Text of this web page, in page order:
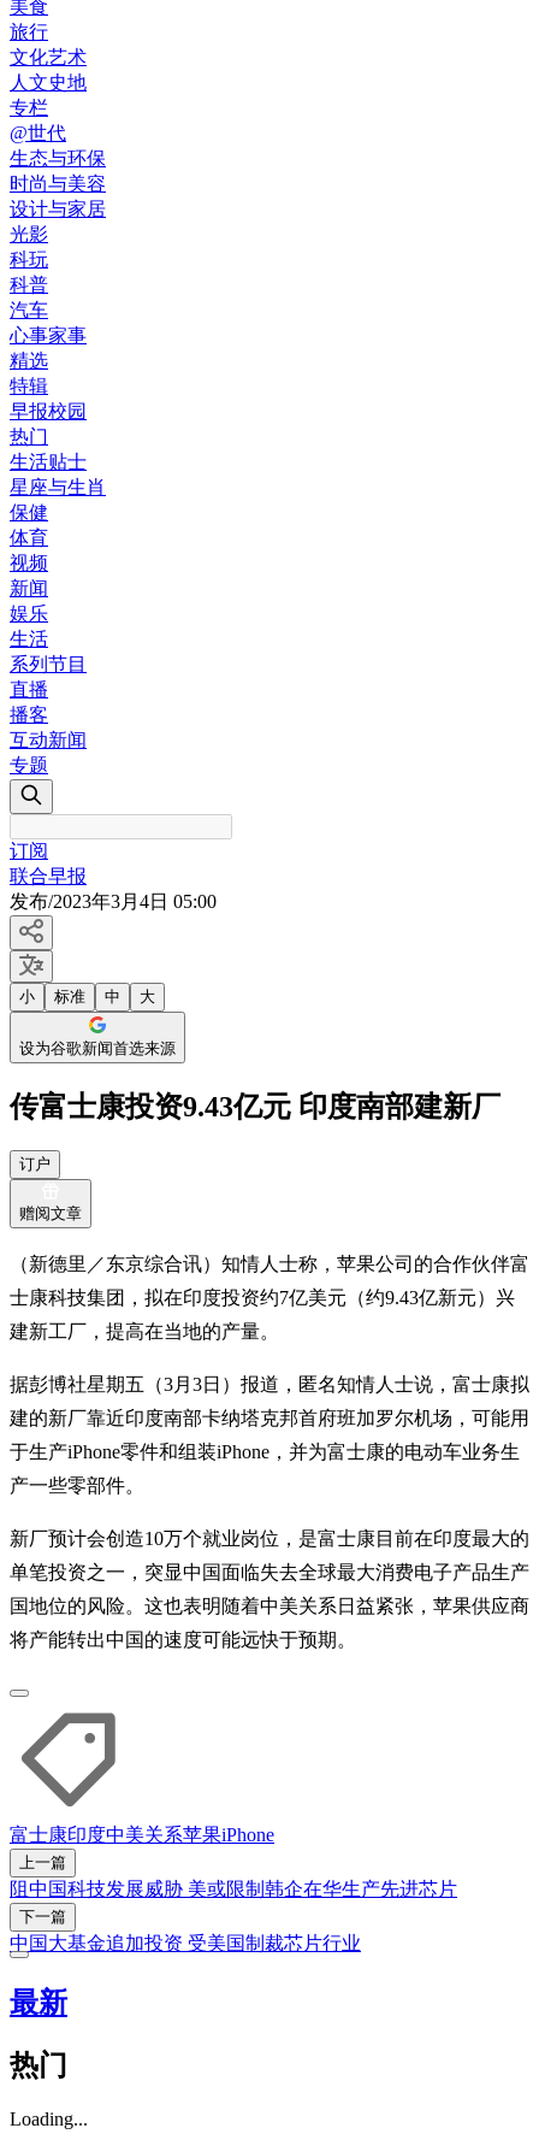
美食
旅行
文化艺术
人文史地
专栏
@世代
生态与环保
时尚与美容
设计与家居
光影
科玩
科普
汽车
心事家事
精选
特辑
早报校园
热门
生活贴士
星座与生肖
保健
体育
视频
新闻
娱乐
生活
系列节目
直播
播客
互动新闻
专题
订阅
联合早报
发布/2023年3月4日 05:00
小 标准 中 大
设为谷歌新闻首选来源
传富士康投资9.43亿元 印度南部建新厂
订户
赠阅文章
（新德里／东京综合讯）知情人士称，苹果公司的合作伙伴富
士康科技集团，拟在印度投资约7亿美元（约9.43亿新元）兴
建新工厂，提高在当地的产量。
据彭博社星期五（3月3日）报道，匿名知情人士说，富士康拟
建的新厂靠近印度南部卡纳塔克邦首府班加罗尔机场，可能用
于生产iPhone零件和组装iPhone，并为富士康的电动车业务生
产一些零部件。
新厂预计会创造10万个就业岗位，是富士康目前在印度最大的
单笔投资之一，突显中国面临失去全球最大消费电子产品生产
国地位的风险。这也表明随着中美关系日益紧张，苹果供应商
将产能转出中国的速度可能远快于预期。
富士康印度中美关系苹果iPhone
上一篇
阻中国科技发展威胁 美或限制韩企在华生产先进芯片
下一篇
中国大基金追加投资 受美国制裁芯片行业
最新
热门
Loading...